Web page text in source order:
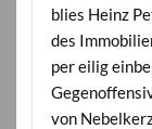
blies Heinz
des
per eilig
von